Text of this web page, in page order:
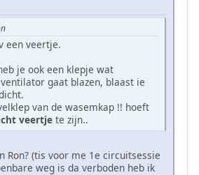
een veertje.
je ook een klepje wat
gaat blazen, blaast ie
van de wasemkap !! hoeft
veertje te zijn..
Ron? (tis voor me 1e circuitsessie
weg is da verboden heb ik